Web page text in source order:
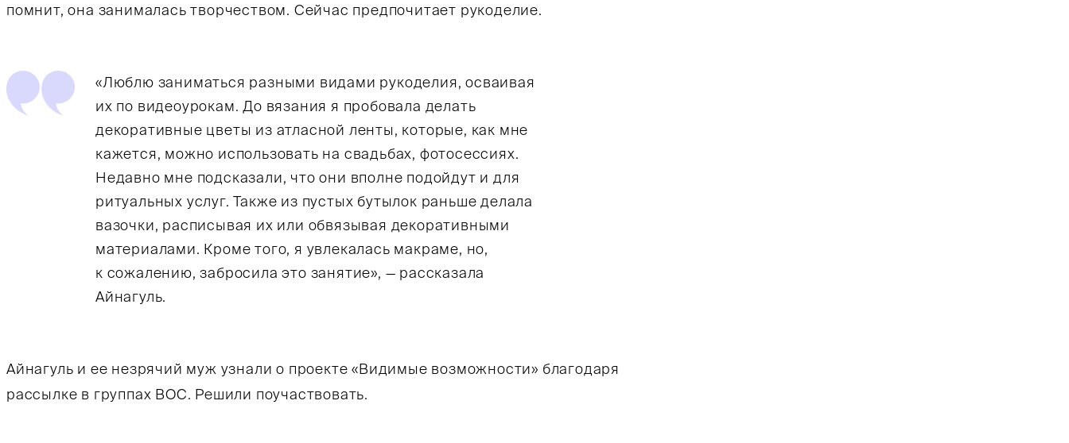
помнит, она занималась творчеством. Сейчас предпочитает рукоделие.
«Люблю заниматься разными видами рукоделия, осваивая
их по видеоурокам. До вязания я пробовала делать
декоративные цветы из атласной ленты, которые, как мне
кажется, можно использовать на свадьбах, фотосессиях.
Недавно мне подсказали, что они вполне подойдут и для
ритуальных услуг. Также из пустых бутылок раньше делала
вазочки, расписывая их или обвязывая декоративными
материалами. Кроме того, я увлекалась макраме, но,
к сожалению, забросила это занятие», — рассказала
Айнагуль.
Айнагуль и ее незрячий муж узнали о проекте «Видимые возможности» благодаря
рассылке в группах ВОС. Решили поучаствовать.